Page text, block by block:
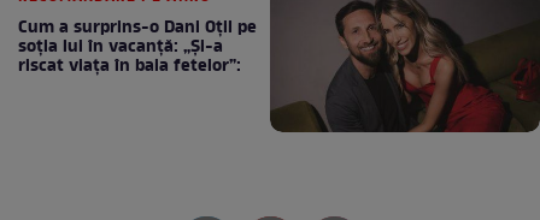
Cum a surprins-o Dani Oțil pe
soția lui în vacanță: „Și-a
riscat viața în baia fetelor”: